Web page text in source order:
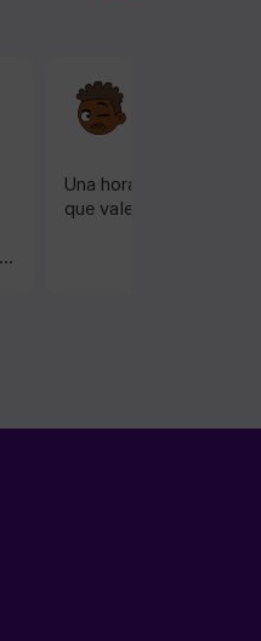
Una hora de
que vale la pena. Nos